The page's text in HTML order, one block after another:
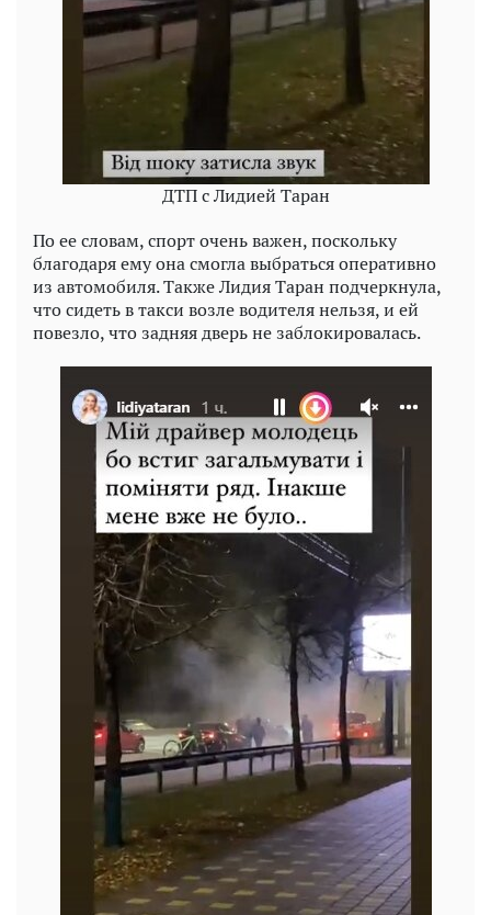
ДТП с Лидией Таран
По ее словам, спорт очень важен, поскольку
благодаря ему она смогла выбраться оперативно
из автомобиля. Также Лидия Таран подчеркнула,
что сидеть в такси возле водителя нельзя, и ей
повезло, что задняя дверь не заблокировалась.